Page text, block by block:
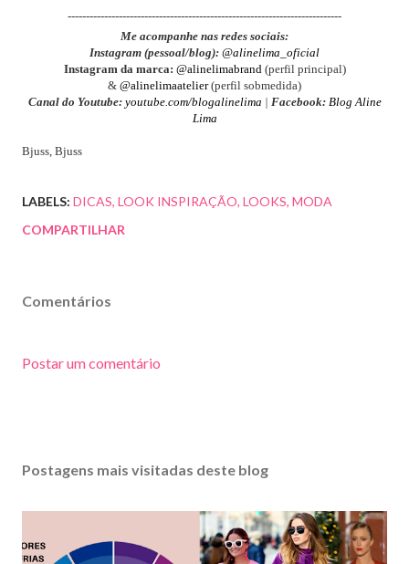
---------------------------------------------------------------------------
Me acompanhe nas redes sociais:
Instagram (pessoal/blog): @alinelima_oficial
Instagram da marca: @alinelimabrand(perfil principal)
& @alinelimaatelier(perfil sobmedida)
Canal do Youtube: youtube.com/blogalinelima | Facebook: Blog Aline
Lima
Bjuss, Bjuss
LABELS: DICAS LOOK INSPIRAÇÃO LOOKS MODA
COMPARTILHAR
Comentários
Postar um comentário
Postagens mais visitadas deste blog